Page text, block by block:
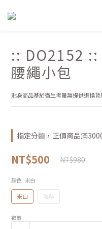
:: DO2152 ::
腰繩小包
貼身商品基於衛生考量無提供退換貨
指定分類，正價商品滿
NT$500 NT$980
顏色 : 米白
米白 咖啡
數量